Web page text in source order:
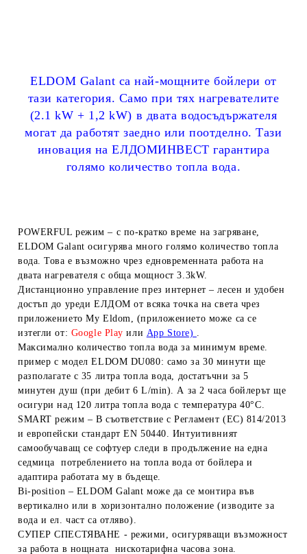
ELDOM Galant са най-мощните бойлери от
тази категория. Само при тях нагревателите
(2.1 kW + 1,2 kW) в двата водосъдържателя
могат да работят заедно или поотделно. Тази
иновация на ЕЛДОМИНВЕСТ гарантира
голямо количество топла вода.
POWERFUL режим– с по-кратко време на загряване,
ELDOM Galant осигурява много голямо количество топла
вода. Това е възможно чрез едновременната работа на
двата нагревателя с обща мощност 3.3kW.
Дистанционно управление през интернет– лесен и удобен
достъп до уреди ЕЛДОМ от всяка точка на света чрез
приложениетоMy Eldom, (приложението може са се
изтегли от: Google Play или App Store) .
Максимално количество топла вода за минимум време.
пример с модел ELDOM DU080: само за 30 минути ще
разполагате с 35 литра топла вода, достатъчни за 5
минутен душ (при дебит 6 L/min). А за 2 часа бойлерът ще
осигури над 120 литра топла вода с температура 40°С.
SMART режим – В съответствие с Регламент (ЕС) 814/2013
и европейски стандарт EN 50440. Интуитивният
самообучаващ се софтуер следи в продължение на една
седмица потреблението на топла вода от бойлера и
адаптира работата му в бъдеще.
Bi-position – ELDOM Galant може да се монтира във
вертикално или в хоризонтално положение (изводите за
вода и ел. част са отляво).
СУПЕР СПЕСТЯВАНЕ - режими, осигуряващи възможност
за работа в нощната нискотарифна часова зона.